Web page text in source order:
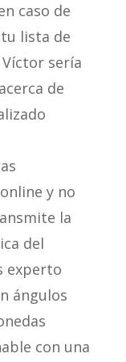
caso de
lista de
serí­a
de
y no
la
del
experto
ángulos
con una